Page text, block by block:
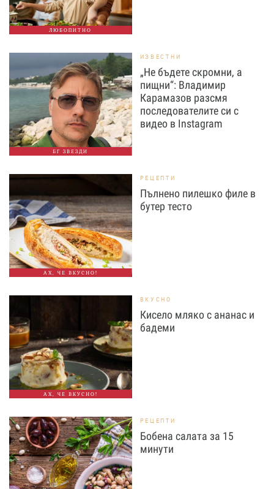
ЛЮБОПИТНО
БГ ЗВЕЗДИ
ИЗВЕСТНИ
„Не бъдете скромни, а
пищни“: Владимир
Карамазов разсмя
последователите си с
видео в Instagram
АХ, ЧЕ ВКУСНО!
РЕЦЕПТИ
Пълнено пилешко филе в
бутер тесто
АХ, ЧЕ ВКУСНО!
ВКУСНО
Кисело мляко с ананас и
бадеми
РЕЦЕПТИ
Бобена салата за 15
минути